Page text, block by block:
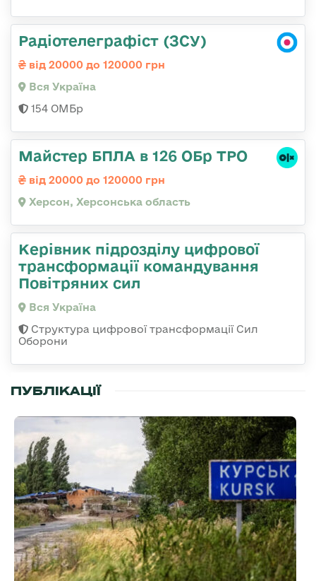
Радіотелеграфіст (ЗСУ)
від 20000 до 120000 грн
Вся Україна
154 ОМБр
Майстер БПЛА в 126 ОБр ТРО
від 20000 до 120000 грн
Херсон, Херсонська область
Керівник підрозділу цифрової
трансформації командування
Повітряних сил
Вся Україна
Структура цифрової трансформації Сил
Оборони
ПУБЛІКАЦІЇ